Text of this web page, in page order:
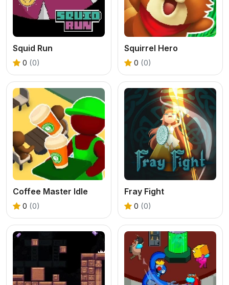
Squid Run
0 (0)
Squirrel Hero
0 (0)
Coffee Master Idle
0 (0)
Fray Fight
0 (0)